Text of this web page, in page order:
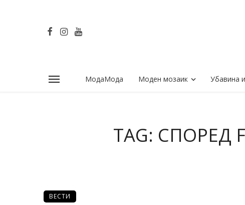
МодаМода Моден мозаик Убавина
TAG: СПОРЕД
ВЕСТИ